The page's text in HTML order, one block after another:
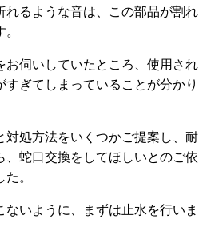
れるような音は、この部品が割れ
お伺いしていたところ、使用され
ぎてしまっていることが分かり
対処方法をいくつかご提案し、耐
、蛇口交換をしてほしいとのご依
。
いように、まずは止水を行いま